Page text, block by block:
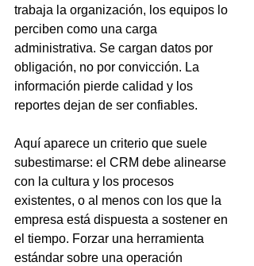
trabaja la organización, los equipos lo
perciben como una carga
administrativa. Se cargan datos por
obligación, no por convicción. La
información pierde calidad y los
reportes dejan de ser confiables.
Aquí aparece un criterio que suele
subestimarse: el CRM debe alinearse
con la cultura y los procesos
existentes, o al menos con los que la
empresa está dispuesta a sostener en
el tiempo. Forzar una herramienta
estándar sobre una operación